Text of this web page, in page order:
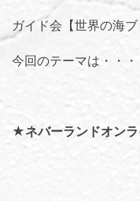
ガイド会【世界の海ブ
今回のテーマは・・・
★ネバーランドオン